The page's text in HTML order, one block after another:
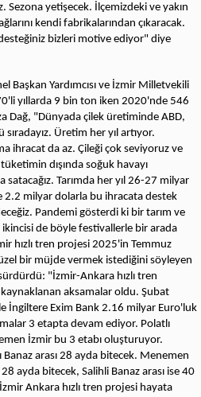
Sezona yetişecek. İlçemizdeki ve yakın
kendi fabrikalarından çıkaracak.
bizleri motive ediyor" diye
Başkan Yardımcısı ve İzmir Milletvekili
yıllarda 9 bin ton iken 2020'nde 546
Dağ, "Dünyada çilek üretiminde ABD,
Üretim her yıl artıyor.
ihracat da az. Çileği çok seviyoruz ve
dışında soğuk havayı
satacağız. Tarımda her yıl 26-27 milyar
2.2 milyar dolarla bu ihracata destek
Pandemi gösterdi ki bir tarım ve
de böyle festivallerle bir arada
hızlı tren projesi 2025'in Temmuz
bir müjde vermek istediğini söyleyen
"İzmir-Ankara hızlı tren
aksamalar oldu. Şubat
İngiltere Exim Bank 2.16 milyar Euro'luk
3 etapta devam ediyor. Polatlı
İzmir bu 3 etabı oluşturuyor.
arası 28 ayda bitecek. Menemen
ayda bitecek, Salihli Banaz arası ise 40
Ankara hızlı tren projesi hayata